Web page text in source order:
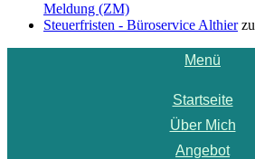
Meldung (ZM)
Steuerfristen - Büroservice Althierzu
Menü
Startseite
Über Mich
Angebot